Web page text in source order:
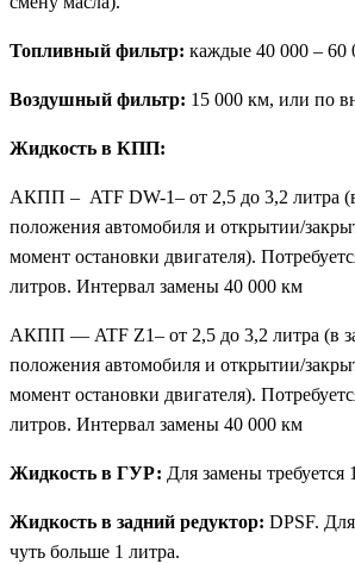
Топливный фильтр: каждые 40 000 – 60
Воздушный фильтр: 15 000 км, или по
Жидкость в КПП:
АКПП – ATF DW-1– от 2,5 до 3,2 литра
положения автомобиля и открытии/
момент остановки двигателя).
литров. Интервал замены 40 000 км
АКПП — ATF Z1– от 2,5 до 3,2 литра (в
положения автомобиля и открытии/
момент остановки двигателя).
литров. Интервал замены 40 000 км
Жидкость в ГУР: Для замены требуется
Жидкость в задний редуктор: DPSF.
чуть больше 1 литра.